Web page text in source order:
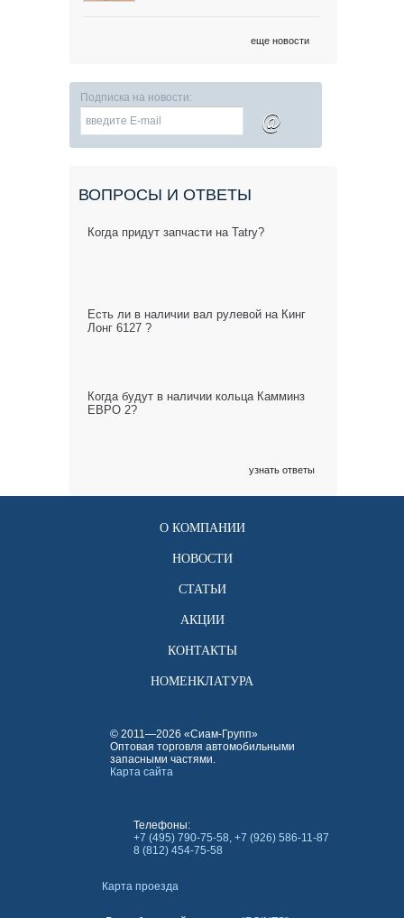
еще новости
Подписка на новости:
@
ВОПРОСЫ И ОТВЕТЫ
Когда придут запчасти на Tatry?
Есть ли в наличии вал рулевой на Кинг
Лонг 6127 ?
Когда будут в наличии кольца Камминз
ЕВРО 2?
узнать ответы
О КОМПАНИИ
НОВОСТИ
СТАТЬИ
АКЦИИ
КОНТАКТЫ
НОМЕНКЛАТУРА
© 2011—2026 «Сиам-Групп»
Оптовая торговля автомобильными
запасными частями.
Карта сайта
Телефоны:
+7 (495) 790-75-58, +7 (926) 586-11-87
8 (812) 454-75-58
Карта проезда